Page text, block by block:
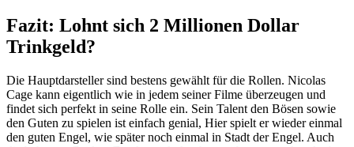
Fazit: Lohnt sich 2 Millionen Dollar
Trinkgeld?
Die Hauptdarsteller sind bestens gewählt für die Rollen. Nicolas
Cage kann eigentlich wie in jedem seiner Filme überzeugen und
findet sich perfekt in seine Rolle ein. Sein Talent den Bösen sowie
den Guten zu spielen ist einfach genial, Hier spielt er wieder einmal
den guten Engel, wie später noch einmal in Stadt der Engel. Auch